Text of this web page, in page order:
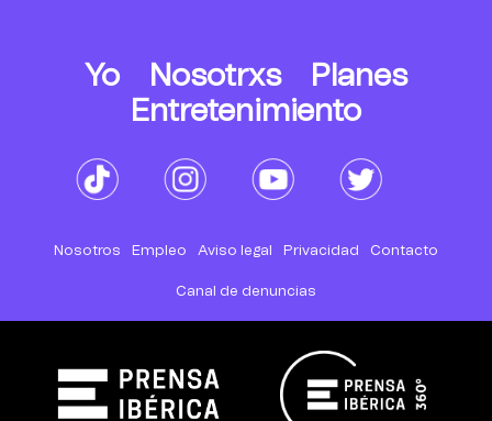
Yo Nosotrxs
Planes
Entretenimiento
Nosotros Empleo Aviso legal Privacidad Contacto
Canal de denuncias